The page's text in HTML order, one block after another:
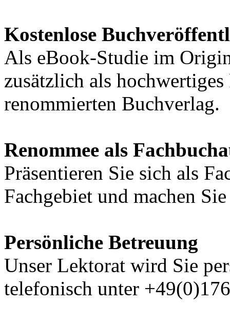
Kostenlose
Als eBook-Studie im
zusätzlich als
renommierten Buchverlag.
Renommee als
Präsentieren Sie sich als
Fachgebiet und machen
Persönliche Betreuung
Unser Lektorat wird Sie
telefonisch unter